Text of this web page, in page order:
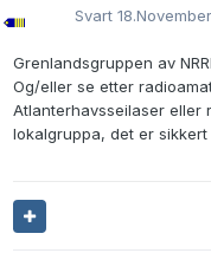
Svart
Grenlandsgruppen av
Og/eller se etter
Atlanterhavsseilaser eller
lokalgruppa, det er